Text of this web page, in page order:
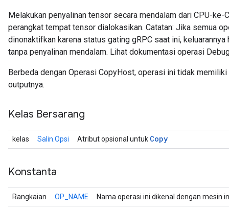
Melakukan penyalinan tensor secara mendalam dari CPU-ke-
perangkat tempat tensor dialokasikan. Catatan: Jika semua
dinonaktifkan karena status gating gRPC saat ini,
tanpa penyalinan mendalam. Lihat dokumentasi operasi
Berbeda dengan Operasi CopyHost, operasi ini tidak
outputnya.
Kelas Bersarang
kelas Salin.Opsi Atribut opsional untuk Copy
Konstanta
Rangkaian OP_NAME Nama operasi ini dikenal dengan mesin